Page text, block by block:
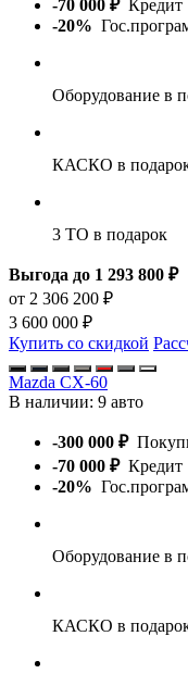
-70 000 ₽ Кредит
-20%
Оборудование в
КАСКО в
3 ТО в подарок
Выгода до 1 293 800 ₽
от 2 306 200 ₽
3 600 000 ₽
Купить со скидкой
Mazda CX-60
В наличии: 9 авто
-300 000 ₽
-70 000 ₽ Кредит
-20%
Оборудование в
КАСКО в